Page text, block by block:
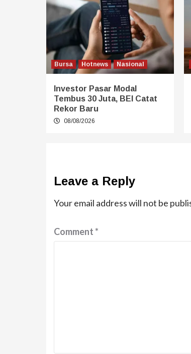
Bursa Hotnews Nasional
Investor Pasar Modal
Tembus 30 Juta, BEI Catat
Rekor Baru
08/08/2026
Leave a Reply
Your email address will not be
Comment*